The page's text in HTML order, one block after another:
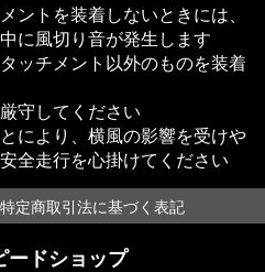
ントを装着しないときには、
に風切り音が発生します
ッチメント以外のものを装着
守してください
により、横風の影響を受けや
全走行を心掛けてください
特定商取引法に基づく表記
ードショップ